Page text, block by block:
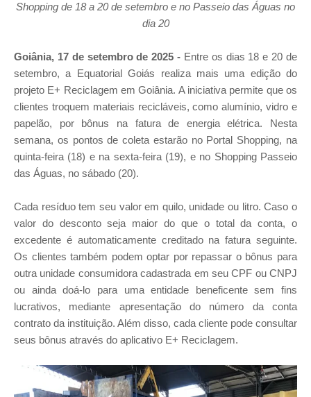
Shopping de 18 a 20 de setembro e no Passeio das Águas no
dia 20
Goiânia, 17 de setembro de 2025 - Entre os dias 18 e 20 de
setembro, a Equatorial Goiás realiza mais uma edição do
projeto E+ Reciclagem em Goiânia. A iniciativa permite que os
clientes troquem materiais recicláveis, como alumínio, vidro e
papelão, por bônus na fatura de energia elétrica. Nesta
semana, os pontos de coleta estarão no Portal Shopping, na
quinta-feira (18) e na sexta-feira (19), e no Shopping Passeio
das Águas, no sábado (20).
Cada resíduo tem seu valor em quilo, unidade ou litro. Caso o
valor do desconto seja maior do que o total da conta, o
excedente é automaticamente creditado na fatura seguinte.
Os clientes também podem optar por repassar o bônus para
outra unidade consumidora cadastrada em seu CPF ou CNPJ
ou ainda doá-lo para uma entidade beneficente sem fins
lucrativos, mediante apresentação do número da conta
contrato da instituição. Além disso, cada cliente pode consultar
seus bônus através do aplicativo E+ Reciclagem.